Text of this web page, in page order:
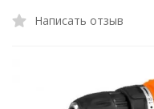
Написать отзыв